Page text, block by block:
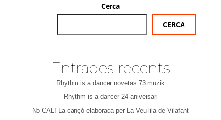
Cerca
CERCA
Entrades recents
Rhythm is a dancer novetas 73 muzik
Rhythm is a dancer 24 aniversari
No CAL! La cançó elaborada per La Veu lila de Vilafant